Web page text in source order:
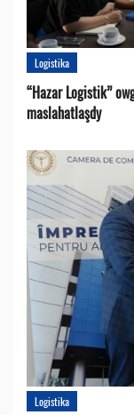
Logistika
“Hazar Logistik”
maslahatlaşdy
Logistika